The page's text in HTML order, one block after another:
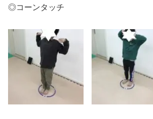
◎コーンタッチ